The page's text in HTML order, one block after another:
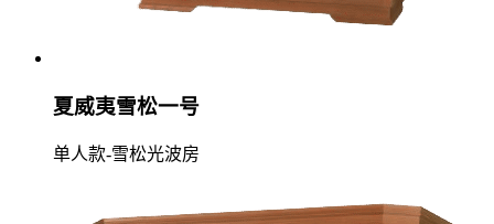
夏威夷雪松一号
单人款-雪松光波房